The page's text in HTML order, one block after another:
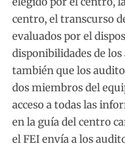
centro, el transcurso
evaluados por el
disponibilidades de
también que los
dos miembros del
acceso a todas las
en la guía del centro
el FEI envía a los